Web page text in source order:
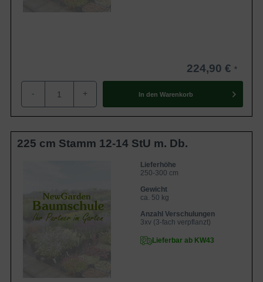
224,90 €
- + In den Warenkorb
225 cm Stamm 12-14 StU m. Db.
Lieferhöhe
250-300 cm
Gewicht
ca. 50 kg
Anzahl Verschulungen
3xv (3-fach verpflanzt)
Lieferbar ab KW43